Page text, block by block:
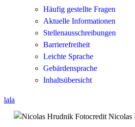
Häufig gestellte Fragen
Aktuelle Informationen
Stellenausschreibungen
Barrierefreiheit
Leichte Sprache
Gebärdensprache
Inhaltsübersicht
lala